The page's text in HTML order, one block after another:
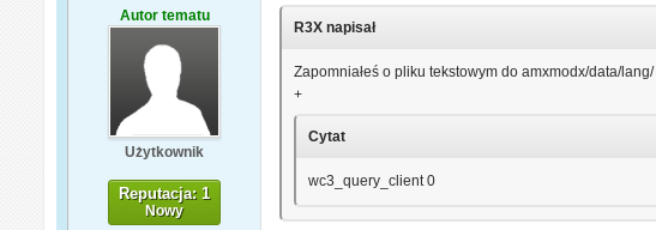
Autor tematu
Użytkownik
Reputacja: 1
Nowy
R3X napisał
Zapomniałeś o pliku tekstowym do amxmodx/data/lang/
+
Cytat
wc3_query_client 0